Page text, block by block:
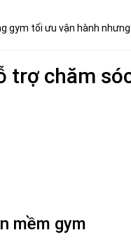
tối ưu vận hành
trợ chăm
mềm gym